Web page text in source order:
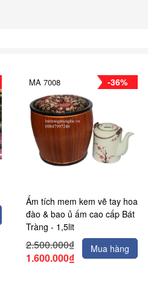
-36%
MA 7008
Ấm tích mem kem vẽ tay hoa
đào & bao ủ ấm cao cấp Bát
Tràng - 1,5lit
2.500.000₫
1.600.000₫
Mua hàng